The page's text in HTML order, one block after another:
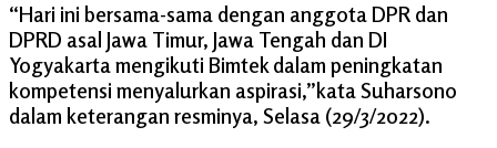
“Hari ini bersama-sama dengan anggota DPR dan
DPRD asal Jawa Timur, Jawa Tengah dan DI
Yogyakarta mengikuti Bimtek dalam peningkatan
kompetensi menyalurkan aspirasi,”kata Suharsono
dalam keterangan resminya, Selasa (29/3/2022).